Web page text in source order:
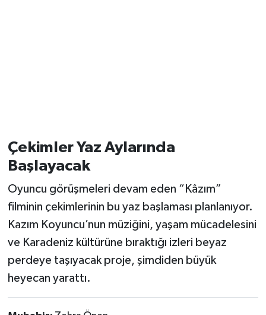
Çekimler Yaz Aylarında
Başlayacak
Oyuncu görüşmeleri devam eden “Kâzım”
filminin çekimlerinin bu yaz başlaması planlanıyor.
Kazım Koyuncu’nun müziğini, yaşam mücadelesini
ve Karadeniz kültürüne bıraktığı izleri beyaz
perdeye taşıyacak proje, şimdiden büyük
heyecan yarattı.